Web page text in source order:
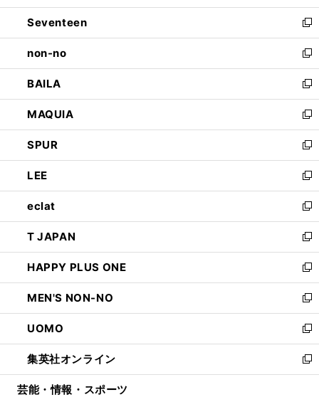
開
く
ウ
で
開
く
ン
ド
ウ
で
開
く
Seventeen
新
し
い
ウ
ィ
ン
ド
ウ
で
開
く
non-no
新
し
い
ウ
ィ
ン
ド
ウ
で
開
く
BAILA
新
し
い
ウ
ィ
ン
ド
ウ
で
開
く
MAQUIA
新
し
い
ウ
ィ
ン
ド
ウ
で
開
く
SPUR
新
し
い
ウ
ィ
ン
ド
ウ
で
開
く
LEE
新
し
い
ウ
ィ
ン
ド
ウ
で
開
く
eclat
新
し
い
ウ
ィ
ン
ド
ウ
で
開
く
T JAPAN
新
し
い
ウ
ィ
ン
ド
ウ
で
開
HAPPY PLUS ONE
新
し
い
ウ
ィ
ン
ド
ウ
MEN'S NON-NO
新
し
い
ウ
ィ
ン
UOMO
新
し
い
ウ
集英社オンライン
新
し
芸能・情報・スポーツ